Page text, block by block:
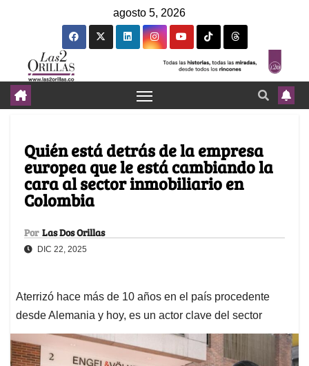
agosto 5, 2026
Quién está detrás de la empresa
europea que le está cambiando la
cara al sector inmobiliario en
Colombia
Por Las Dos Orillas
DIC 22, 2025
Aterrizó hace más de 10 años en el país procedente
desde Alemania y hoy, es un actor clave del sector